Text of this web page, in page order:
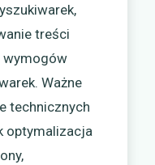
treści
wymogów
Ważne
technicznych
optymalizacja